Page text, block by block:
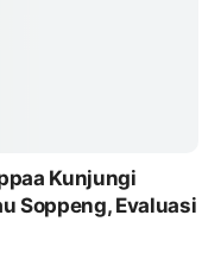
Kunjungi
Soppeng, Evaluasi